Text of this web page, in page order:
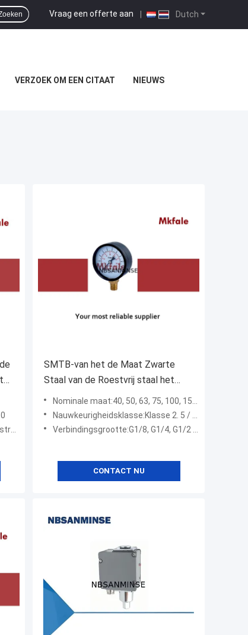
Dutch
Vraag een offerte aan |
VERZOEK OM EEN CITAAT NIEUWS
SMTB-van het de Maat Zwarte
Staal van de Roestvrij staal het
Vloeibare Druk Geval
G/NPT/Andere Draad
Nominale maat:40, 50, 63, 75, 100, 150, 200, 250 mm
Nauwkeurigheidsklasse:Klasse 2. 5 / Klasse 1 . 6
Verbindingsgrootte:G1/8, G1/4, G1/2 of NPT of andere
CONTACT NU